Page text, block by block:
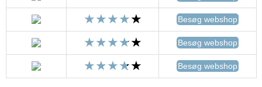
Besøg webshop
Besøg webshop
Besøg webshop